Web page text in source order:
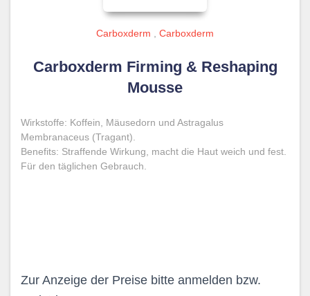
Carboxderm Carboxderm
Carboxderm Firming & Reshaping
Mousse
Wirkstoffe: Koffein, Mäusedorn und Astragalus
Membranaceus (Tragant).
Benefits: Straffende Wirkung, macht die Haut weich und fest.
Für den täglichen Gebrauch.
Zur Anzeige der Preise bitte anmelden bzw.